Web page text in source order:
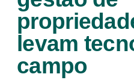
levam
campo